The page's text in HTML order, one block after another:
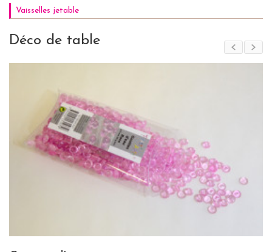
Vaisselles jetable
Déco de table